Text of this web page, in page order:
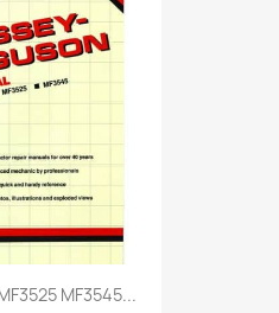
MF3545...